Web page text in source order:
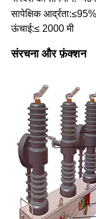
सापेक्षिक आर्द्रता:≤95%
ऊंचाई:≤ 2000 मी
संरचना और फ़ंक्शन